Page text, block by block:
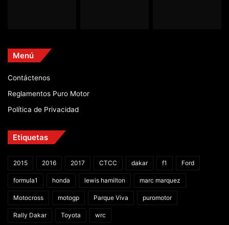
Menú
Contáctenos
Reglamentos Puro Motor
Política de Privacidad
Etiquetas
2015 2016 2017 CTCC dakar f1 Ford
formula1 honda lewis hamilton marc marquez
Motocross motogp Parque Viva puromotor
Rally Dakar Toyota wrc